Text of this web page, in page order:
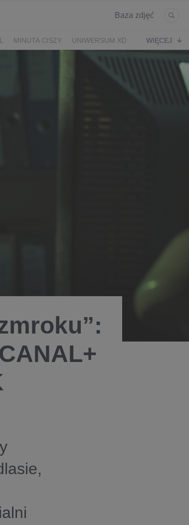
Baza zdjęć
MINUTA CISZY
UNIWERSUM XD
WIĘCEJ